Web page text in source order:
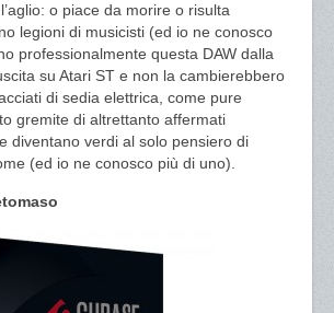
o piace da morire o risulta
legioni di musicisti (ed io ne conosco
professionalmente questa DAW dalla
su Atari ST e non la cambierebbero
di sedia elettrica, come pure
gremite di altrettanto affermati
diventano verdi al solo pensiero di
(ed io ne conosco più di uno).